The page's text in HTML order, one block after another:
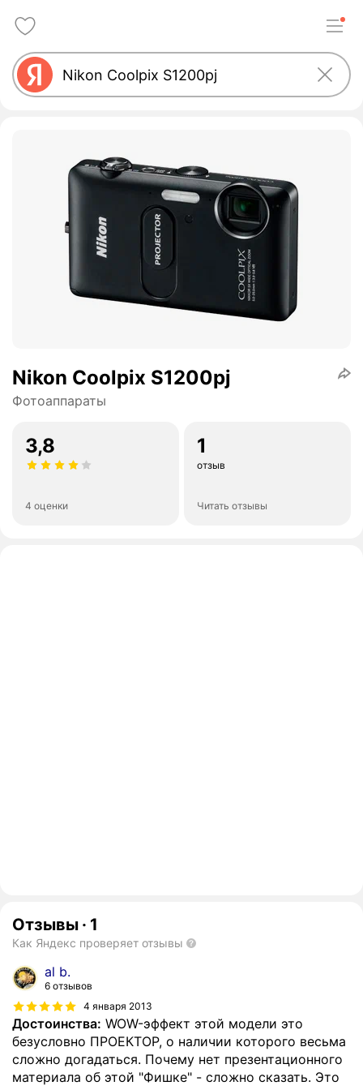
Nikon Coolpix S1200pj
Фотоаппараты
3,8
4 оценки
1
отзыв
Читать отзывы
Отзывы · 1
Как Яндекс проверяет отзывы
al b.
6 отзывов
4 января 2013
Достоинства: WOW-эффект этой модели это
безусловно ПРОЕКТОР, о наличии которого весьма
сложно догадаться. Почему нет презентационного
материала об этой "Фишке" - сложно сказать. Это